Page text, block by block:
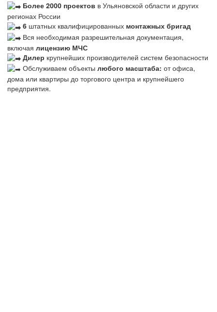
Более 2000 проектов в Ульяновской области и других
регионах России
6 штатных квалифицированных монтажных бригад
Вся необходимая разрешительная документация,
включая лицензию МЧС
Дилер крупнейших производителей систем безопасности
Обслуживаем объекты любого масштаба: от офиса,
дома или квартиры до торгового центра и крупнейшего
предприятия.